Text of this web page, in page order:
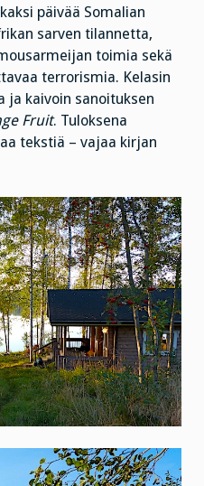
päivää Somalian
sarven tilannetta,
toimia sekä
terrorismia. Kelasin
ja kaivoin sanoituksen
Fruit. Tuloksena
tekstiä – vajaa kirjan